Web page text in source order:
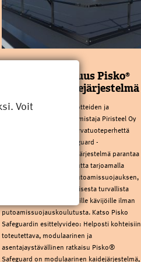
PIRISTEEL OY
Kattoturvauutuus Pisko®
Safeguard kaidejärjestelmä
Kotimainen kattoturvatuotteiden ja
sadevesijärjestelmien valmistaja Piristeel Oy
laajentaa Pisko®-kattoturvatuoteperhettä
uutuudella: Pisko® Safeguard -
kaidejärjestelmällä. Uusi järjestelmä parantaa
kattojen käyttöturvallisuutta tarjoamalla
pysyvän ja passiivisen putoamissuojauksen,
joka tekee katolla liikkumisesta turvallista
kaikille – myös satunnaisille kävijöille ilman
putoamissuojauskoulutusta. Katso Pisko
Safeguardin esittelyvideo: Helposti kohteisiin
toteutettava, modulaarinen ja
asentajaystävällinen ratkaisu Pisko®
Safeguard on modulaarinen kaidejärjestelmä,
Voit